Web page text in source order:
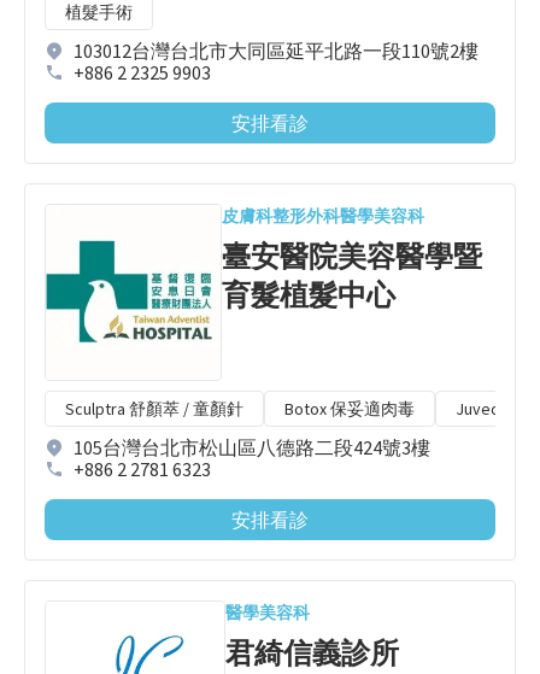
植髮手術
103012台灣台北市大同區延平北路一段110號2樓
+886 2 2325 9903
安排看診
皮膚科整形外科醫學美容科
臺安醫院美容醫學暨
育髮植髮中心
Sculptra 舒顏萃 / 童顏針 Botox 保妥適肉毒 Juvederm
105台灣台北市松山區八德路二段424號3樓
+886 2 2781 6323
安排看診
醫學美容科
君綺信義診所